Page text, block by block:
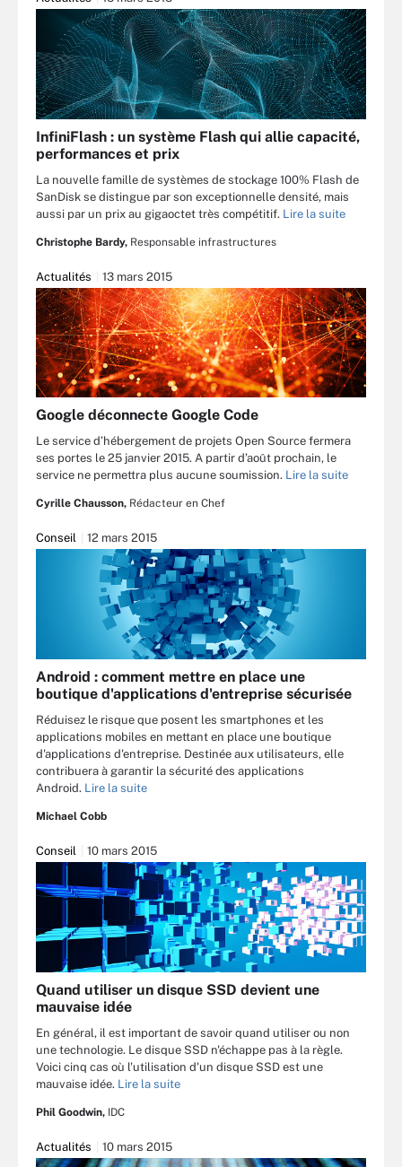
InfiniFlash : un système Flash qui allie capacité,
performances et prix
La nouvelle famille de systèmes de stockage 100% Flash de
SanDisk se distingue par son exceptionnelle densité, mais
aussi par un prix au gigaoctet très compétitif. Lire la suite
Christophe Bardy, Responsable infrastructures
Actualités 13 mars 2015
Google déconnecte Google Code
Le service d’hébergement de projets Open Source fermera
ses portes le 25 janvier 2015. A partir d’août prochain, le
service ne permettra plus aucune soumission. Lire la suite
Cyrille Chausson, Rédacteur en Chef
Conseil 12 mars 2015
Android : comment mettre en place une
boutique d'applications d'entreprise sécurisée
Réduisez le risque que posent les smartphones et les
applications mobiles en mettant en place une boutique
d'applications d'entreprise. Destinée aux utilisateurs, elle
contribuera à garantir la sécurité des applications
Android. Lire la suite
Michael Cobb
Conseil 10 mars 2015
Quand utiliser un disque SSD devient une
mauvaise idée
En général, il est important de savoir quand utiliser ou non
une technologie. Le disque SSD n'échappe pas à la règle.
Voici cinq cas où l'utilisation d'un disque SSD est une
mauvaise idée. Lire la suite
Phil Goodwin, IDC
Actualités 10 mars 2015